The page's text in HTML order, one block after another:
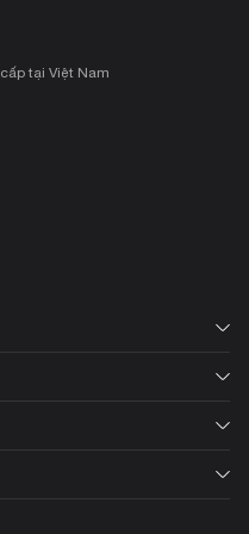
màu sắc quá nhiều.
M2 bằng việc trang bị bộ đôi
tại Việt Nam